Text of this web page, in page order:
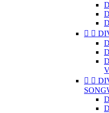
 
 